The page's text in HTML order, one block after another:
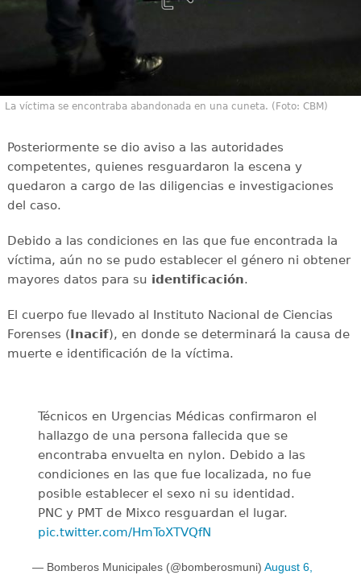
La víctima se encontraba abandonada en una cuneta. (Foto: CBM)
Posteriormente se dio aviso a las autoridades
competentes, quienes resguardaron la escena y
quedaron a cargo de las diligencias e investigaciones
del caso.
Debido a las condiciones en las que fue encontrada la
víctima, aún no se pudo establecer el género ni obtener
mayores datos para su identificación.
El cuerpo fue llevado al Instituto Nacional de Ciencias
Forenses (Inacif), en donde se determinará la causa de
muerte e identificación de la víctima.
Técnicos en Urgencias Médicas confirmaron el
hallazgo de una persona fallecida que se
encontraba envuelta en nylon. Debido a las
condiciones en las que fue localizada, no fue
posible establecer el sexo ni su identidad.
PNC y PMT de Mixco resguardan el lugar.
pic.twitter.com/HmToXTVQfN
— Bomberos Municipales (@bomberosmuni) August 6,